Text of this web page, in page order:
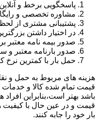
پاسخگویی برخط و آنلاین
مشاوره تخصصی و
پشتیبانی مشتری از لحظه
در اختیار داشتن
صدور بیمه نامه معتبر
صدور بارنامه معتبر و
حمل بار با کمترین نرخ
هزینه های مربوط به حمل و
قیمت تمام شده کالا و خدمات
باشد بهتر است،بنابراین
قیمت و در عین حال با کیفیت
بار خود را جابه کنند.